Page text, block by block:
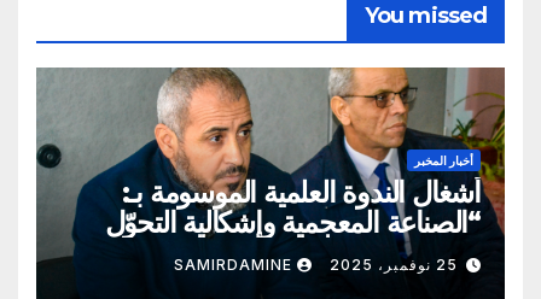
You missed
أخبار المخبر
أشغال الندوة العلمية الموسومة بـ:
“الصناعة المعجمية وإشكالية التحوّل
المعرفي والحضاري”
25 نوفمبر، 2025 SAMIRDAMINE